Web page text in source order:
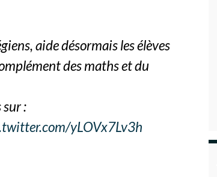
aide désormais les élèves
des maths et du
sur :
yLOVx7Lv3h